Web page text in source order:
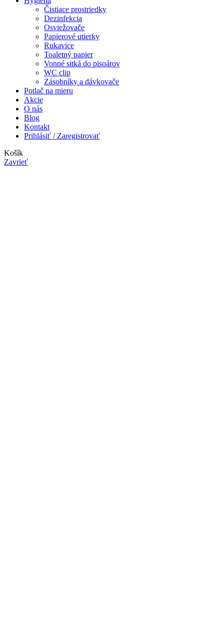
Čistiace prostriedky
Dezinfekcia
Osviežovače
Papierové utierky
Rukavice
Toaletný papier
Vonné sitká do pisoárov
WC clip
Zásobníky a dávkovače
Potlač na mieru
Akcie
O nás
Blog
Kontakt
Prihlásiť / Zaregistrovať
Košík
Zavrieť